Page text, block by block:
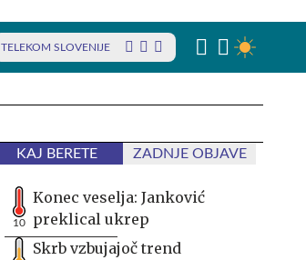
TELEKOM SLOVENIJE
KAJ BERETE ZADNJE OBJAVE
10
Konec veselja: Janković
preklical ukrep
Skrb vzbujajoč trend